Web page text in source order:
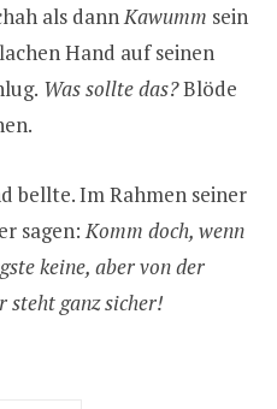
als dannKawumm sein
Hand auf seinen
Was sollte das?Blöde
bellte. Im Rahmen seiner
sagen:Komm doch, wenn
keine, aber von der
steht ganz sicher!